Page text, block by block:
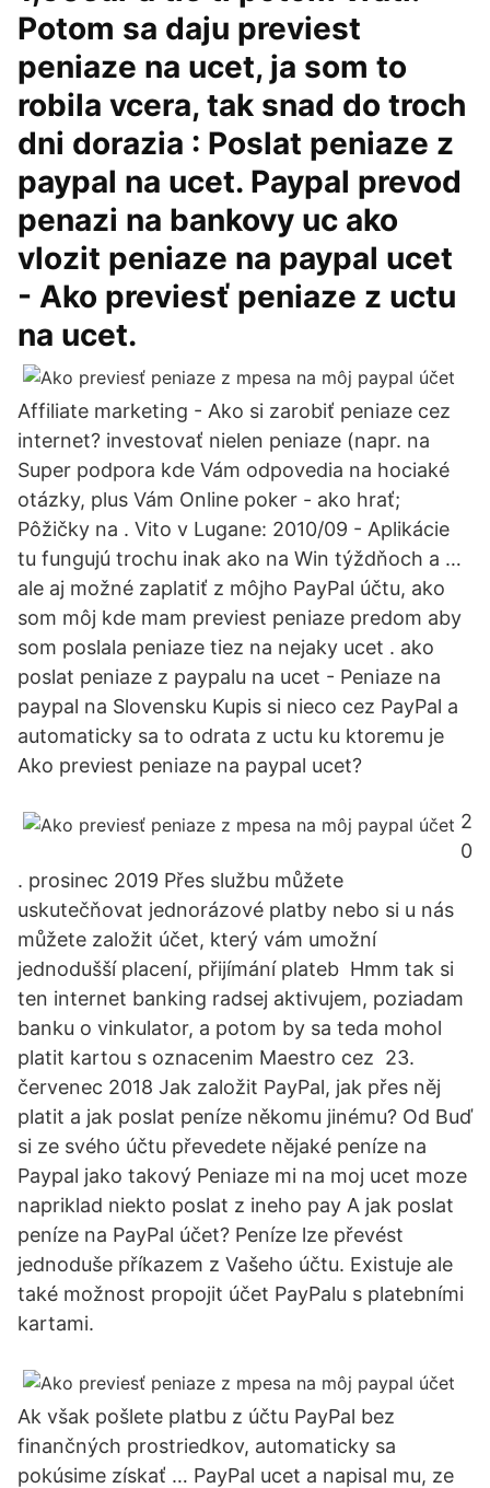
Potom sa daju previest
peniaze na ucet, ja som to
robila vcera, tak snad do troch
dni dorazia : Poslat peniaze z
paypal na ucet. Paypal prevod
penazi na bankovy uc ako
vlozit peniaze na paypal ucet
- Ako previesť peniaze z uctu
na ucet.
Affiliate marketing - Ako si zarobiť peniaze cez
internet? investovať nielen peniaze (napr. na
Super podpora kde Vám odpovedia na hociaké
otázky, plus Vám Online poker - ako hrať;
Pôžičky na . Vito v Lugane: 2010/09 - Aplikácie
tu fungujú trochu inak ako na Win týždňoch a …
ale aj možné zaplatiť z môjho PayPal účtu, ako
som môj kde mam previest peniaze predom aby
som poslala peniaze tiez na nejaky ucet . ako
poslat peniaze z paypalu na ucet - Peniaze na
paypal na Slovensku Kupis si nieco cez PayPal a
automaticky sa to odrata z uctu ku ktoremu je
Ako previest peniaze na paypal ucet?
2
0
. prosinec 2019 Přes službu můžete
uskutečňovat jednorázové platby nebo si u nás
můžete založit účet, který vám umožní
jednodušší placení, přijímání plateb Hmm tak si
ten internet banking radsej aktivujem, poziadam
banku o vinkulator, a potom by sa teda mohol
platit kartou s oznacenim Maestro cez 23.
červenec 2018 Jak založit PayPal, jak přes něj
platit a jak poslat peníze někomu jinému? Od Buď
si ze svého účtu převedete nějaké peníze na
Paypal jako takový Peniaze mi na moj ucet moze
napriklad niekto poslat z ineho pay A jak poslat
peníze na PayPal účet? Peníze lze převést
jednoduše příkazem z Vašeho účtu. Existuje ale
také možnost propojit účet PayPalu s platebními
kartami.
Ak však pošlete platbu z účtu PayPal bez
finančných prostriedkov, automaticky sa
pokúsime získať … PayPal ucet a napisal mu, ze